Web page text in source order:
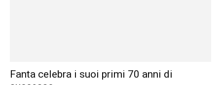
Fanta celebra i suoi primi 70 anni di